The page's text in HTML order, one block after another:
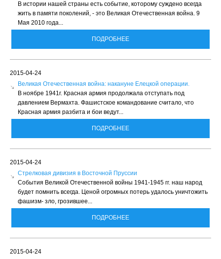
В истории нашей страны есть событие, которому суждено всегда
жить в памяти поколений, - это Великая Отечественная война. 9
Мая 2010 года...
ПОДРОБНЕЕ
2015-04-24
Великая Отечественная война: накануне Елецкой операции.
В ноябре 1941г. Красная армия продолжала отступать под
давлением Вермахта. Фашистское командование считало, что
Красная армия разбита и бои ведут...
ПОДРОБНЕЕ
2015-04-24
Стрелковая дивизия в Восточной Пруссии
События Великой Отечественной войны 1941-1945 гг. наш народ
будет помнить всегда. Ценой огромных потерь удалось уничтожить
фашизм- зло, грозившее...
ПОДРОБНЕЕ
2015-04-24